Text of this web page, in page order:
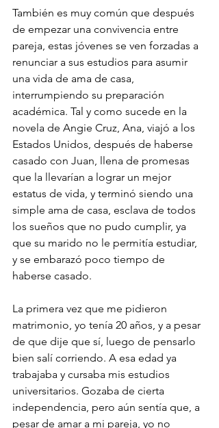
También es muy común que después
de empezar una convivencia entre
pareja, estas jóvenes se ven forzadas a
renunciar a sus estudios para asumir
una vida de ama de casa,
interrumpiendo su preparación
académica. Tal y como sucede en la
novela de Angie Cruz, Ana, viajó a los
Estados Unidos, después de haberse
casado con Juan, llena de promesas
que la llevarían a lograr un mejor
estatus de vida, y terminó siendo una
simple ama de casa, esclava de todos
los sueños que no pudo cumplir, ya
que su marido no le permitía estudiar,
y se embarazó poco tiempo de
haberse casado.
La primera vez que me pidieron
matrimonio, yo tenía 20 años, y a pesar
de que dije que sí, luego de pensarlo
bien salí corriendo. A esa edad ya
trabajaba y cursaba mis estudios
universitarios. Gozaba de cierta
independencia, pero aún sentía que, a
pesar de amar a mi pareja, yo no